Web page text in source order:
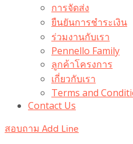
การจัดส่ง
ยืนยันการชำระเงิน
ร่วมงานกับเรา
Pennello Family
ลูกค้าโครงการ
เกี่ยวกับเรา
Terms and
Contact Us
สอบถาม Add Line